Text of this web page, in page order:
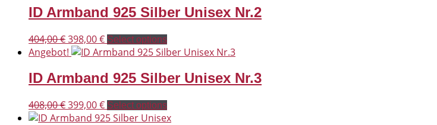
ID Armband 925 Silber Unisex Nr.2
404,00€Ursprünglicher
Preis
404,00 €
398,00€Aktueller
Preis
398,00 €.
Select options
Angebot!
ID Armband 925 Silber Unisex Nr.3
408,00€Ursprünglicher
Preis
399,00€Aktueller
Preis
Select options